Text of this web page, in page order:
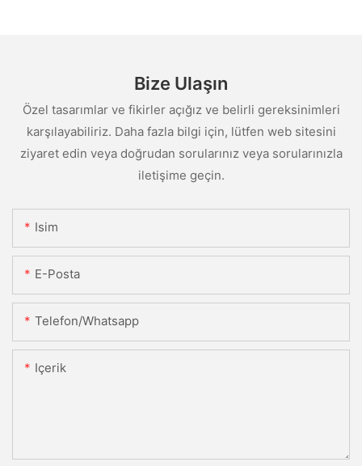
Bize Ulaşın
Özel tasarımlar ve fikirler açığız ve belirli gereksinimleri
karşılayabiliriz. Daha fazla bilgi için, lütfen web sitesini
ziyaret edin veya doğrudan sorularınız veya sorularınızla
iletişime geçin.
Isim
E-Posta
Telefon/whatsapp
Içerik